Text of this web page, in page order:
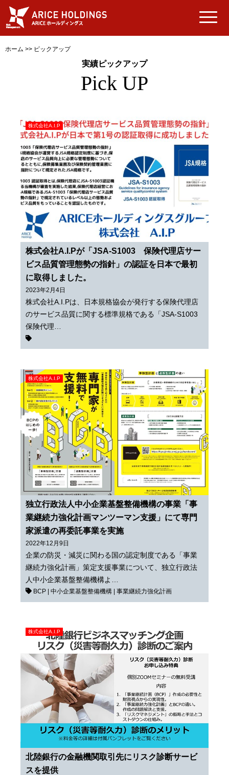
ホーム >> ピックアップ
実績ピックアップ
Pick UP
株式会社A.I.P
株式会社A.I.Pが「JSA-S1003 保険代理店サー
ビス品質管理態勢の指針」の認証を日本で最初
に取得しました。
2023年2月4日
株式会社A.I.Pは、日本規格協会が発行する保険代理店
のサービス品質に関する標準規格である「JSA-S1003
保険代理…
株式会社A.I.P
独立行政法人中小企業基盤整備機構の事業「事
業継続力強化計画マンツーマン支援」にて専門
家派遣の再委託事業を実施
2022年12月9日
企業の防災・減災に関わる国の認定制度である「事業
継続力強化計画」策定支援事業について、独立行政法
人中小企業基盤整備機構よ…
BCP | 中小企業基盤整備機構 | 事業継続力強化計画
株式会社A.I.P
北陸銀行の金融機関取引先にリスク診断サービ
スを提供